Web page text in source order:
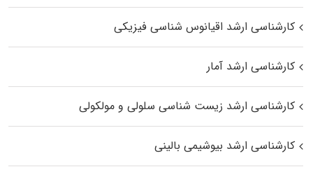
کارشناسی ارشد اقیانوس‌ شناسی فیزیکی
کارشناسی ارشد آمار
کارشناسی ارشد زیست شناسی سلولی و مولکولی
کارشناسی ارشد بیوشیمی بالینی